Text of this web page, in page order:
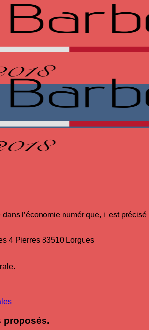
l’économie numérique, il est
4 Pierres 83510 Lorgues
proposés.